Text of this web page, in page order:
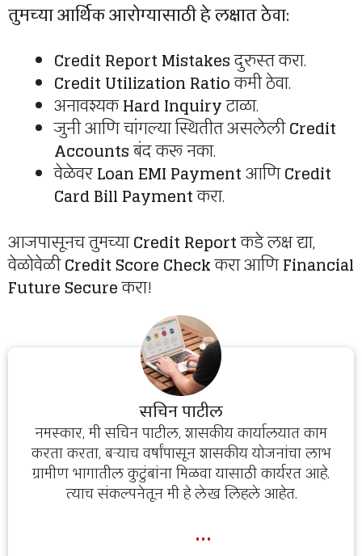
तुमच्या आर्थिक आरोग्यासाठी हे लक्षात ठेवा:
Credit Report Mistakesदुरुस्त करा.
Credit Utilization Ratioकमी ठेवा.
अनावश्यकHard Inquiryटाळा.
जुनी आणि चांगल्या स्थितीत असलेलीCredit
Accountsबंद करू नका.
वेळेवरLoan EMI PaymentआणिCredit
Card Bill Paymentकरा.
आजपासूनच तुमच्याCredit Reportकडे लक्ष द्या,
वेळोवेळीCredit Score Checkकरा आणिFinancial
Future Secureकरा!
सचिन पाटील
नमस्कार, मी सचिन पाटील, शासकीय कार्यालयात काम
करता करता, बऱ्याच वर्षांपासून शासकीय योजनांचा लाभ
ग्रामीण भागातील कुटुंबांना मिळवा यासाठी कार्यरत आहे.
त्याच संकल्पनेतून मी हे लेख लिहले आहेत.
...